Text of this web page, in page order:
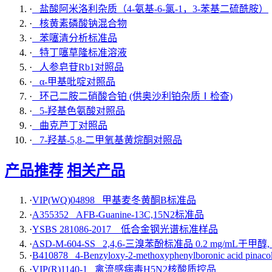
· 盐酸阿米洛利杂质（4-氨基-6-氯-1，3-苯基二硫酰胺）
· 核黄素磷酸钠混合物
· 苯噻清分析标准品
· 特丁噻草隆标准溶液
· 人参皂苷Rb1对照品
· α-甲基吡啶对照品
· 环己二胺二硝酸合铂 (供奥沙利铂杂质Ⅰ检查)
· 5-羟基色氨酸对照品
· 曲克芦丁对照品
· 7-羟基-5,8-二甲氧基黄烷酮对照品
产品推荐 相关产品
·VIP(WQ)04898 甲基麦冬黄酮B标准品
·A355352 AFB-Guanine-13C,15N2标准品
·YSBS 281086-2017 低合金钢光谱标准样品
·ASD-M-604-SS 2,4,6-三溴苯酚标准品 0.2 mg/mL于甲醇,
·B410878 4-Benzyloxy-2-methoxyphenylboronic acid
·VIP(R)1140-1 禽流感病毒H5N2核酸质控品